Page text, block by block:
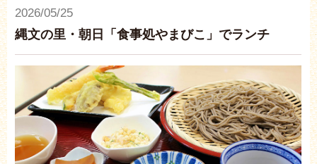
2026/05/25
縄文の里・朝日「食事処やまびこ」でランチ